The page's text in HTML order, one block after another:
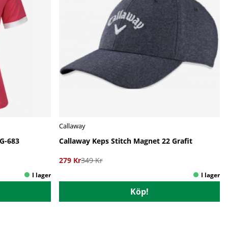
683
Callaway
Callaway Keps Stitch Magnet 22 Grafit
279 Kr349 Kr
Köp!